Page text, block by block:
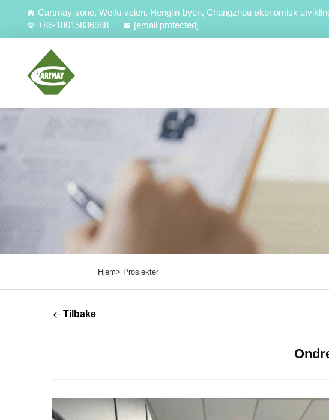
Cartmay-sone, Weifu-veien, Henglin-byen, Changzhou økonomisk
+86-18015836988
[email protected]
Hjem> Prosjekter
Tilbake